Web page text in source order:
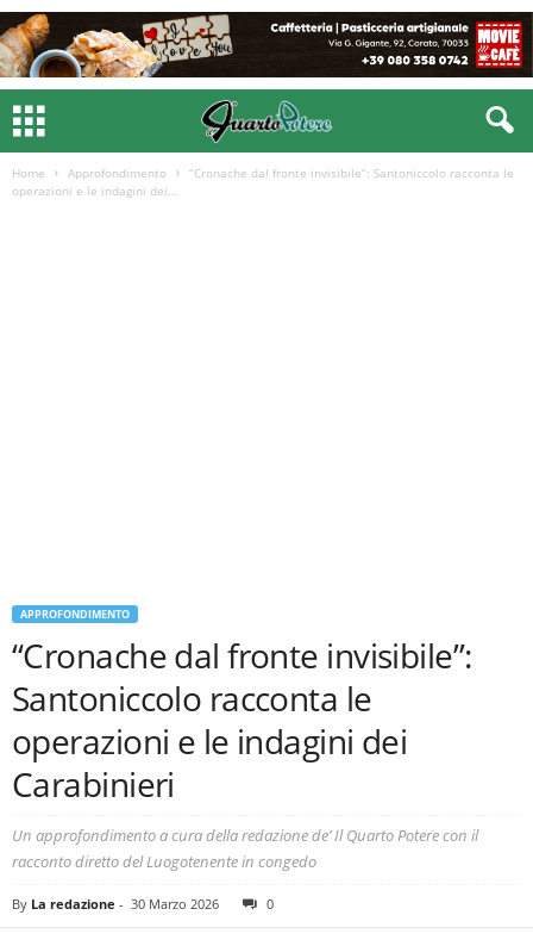
Home Approfondimento
“Cronache dal fronte invisibile”: Santoniccolo racconta le
operazioni e le indagini dei...
APPROFONDIMENTO
“Cronache dal fronte invisibile”:
Santoniccolo racconta le
operazioni e le indagini dei
Carabinieri
Un approfondimento a cura della redazione de’ Il Quarto Potere con il
racconto diretto del Luogotenente in congedo
By La redazione - 30 Marzo 2026 0